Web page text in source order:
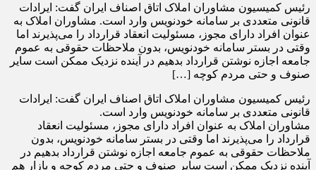
رئیس کمیسیون مشاوران املاک اتاق اصناف ایران گفت: ایرادات
قانونی متعددی بر سامانه خودنویس وارد است. مشاوران املاک به
عنوان افراد دارای مجوز، مسئولیت انعقاد قرارداد را می‌پذیرند اما
وقتی در بستر سامانه خودنویس، بدون ملاحظات حقوقی به عموم
جامعه اجازه نوشتن قرارداد بدهیم در آینده نزدیک ممکن است سایر
صنوف و حتی مردم کوچه […]
رئیس کمیسیون مشاوران املاک اتاق اصناف ایران گفت: ایرادات
قانونی متعددی بر سامانه خودنویس وارد است.
مشاوران املاک به عنوان افراد دارای مجوز، مسئولیت انعقاد
قرارداد را می‌پذیرند اما وقتی در بستر سامانه خودنویس، بدون
ملاحظات حقوقی به عموم جامعه اجازه نوشتن قرارداد بدهیم در
آینده نزدیک ممکن است سایر صنوف و حتی مردم کوچه و بازار هم